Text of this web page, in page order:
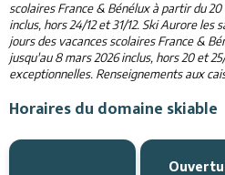
scolaires France & Bénélux à partir du
inclus, hors 24/12 et 31/12. Ski Aurore les
jours des vacances scolaires France &
jusqu'au 8 mars 2026 inclus, hors 20 et
exceptionnelles. Renseignements aux
Horaires du domaine skiable